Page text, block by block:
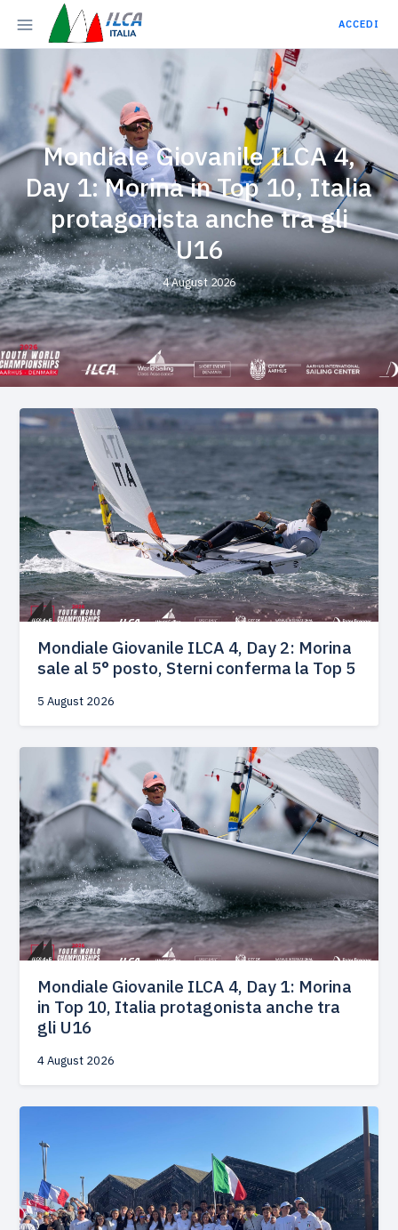
ACCEDI
Mondiale Giovanile ILCA 4,
Day 1: Morina in Top 10, Italia
protagonista anche tra gli
U16
4 August 2026
Mondiale Giovanile ILCA 4, Day 2: Morina
sale al 5° posto, Sterni conferma la Top 5
5 August 2026
Mondiale Giovanile ILCA 4, Day 1: Morina
in Top 10, Italia protagonista anche tra
gli U16
4 August 2026